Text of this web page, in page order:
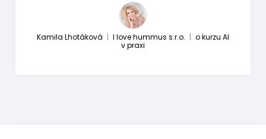
Kamila Lhotáková | I love hummus s.r.o. | o kurzu AI
v praxi